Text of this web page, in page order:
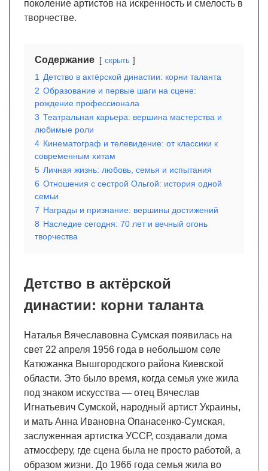
поколение артистов на искренность и смелость в
творчестве.
Содержание скрыть
1
Детство в актёрской династии: корни таланта
2 Образование и первые шаги на сцене:
рождение профессионала
3 Театральная карьера: вершина мастерства и
любимые роли
4 Кинематограф и телевидение: от классики к
современным хитам
5 Личная жизнь: любовь, семья и испытания
6 Отношения с сестрой Ольгой: история одной
семьи
7 Награды и признание: вершины достижений
8 Наследие сегодня: 70 лет и вечный огонь
творчества
Детство в актёрской
династии: корни таланта
Наталья Вячеславовна Сумская появилась на
свет 22 апреля 1956 года в небольшом селе
Катюжанка Вышгородского района Киевской
области. Это было время, когда семья уже жила
под знаком искусства — отец Вячеслав
Игнатьевич Сумской, народный артист Украины,
и мать Анна Ивановна Опанасенко-Сумская,
заслуженная артистка УССР, создавали дома
атмосферу, где сцена была не просто работой, а
образом жизни. До 1966 года семья жила во